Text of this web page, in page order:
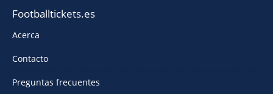
Footballtickets.es
Acerca
Contacto
Preguntas frecuentes